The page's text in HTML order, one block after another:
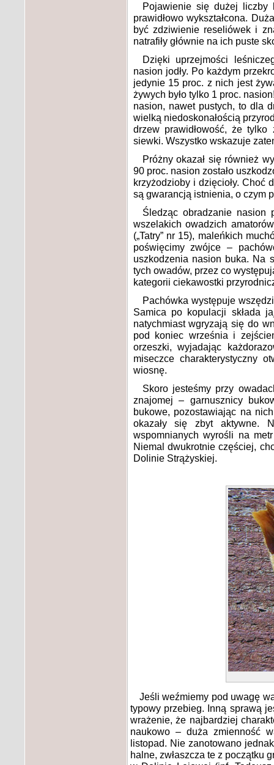
Pojawienie się dużej liczby
prawidłowo wykształcona.
być zdziwienie reseliówek i
natrafiły głównie na ich puste
Dzięki uprzejmości
nasion jodły. Po każdym
jedynie 15 proc. z nich jest
żywych było tylko 1 proc.
nasion, nawet pustych, to dla
wielką niedoskonałością
drzew prawidłowość, że
siewki. Wszystko wskazuje
Próżny okazał się również
90 proc. nasion zostało
krzyżodzioby i dzięcioły. Choć
są gwarancją istnienia, o czym
Śledząc obradzanie nasion
wszelakich owadzich
(„Tatry” nr 15), maleńkich
poświęcimy zwójce –
uszkodzenia nasion buka. Na
tych owadów, przez co
kategorii ciekawostki
Pachówka występuje
Samica po kopulacji składa
natychmiast wgryzają się do
pod koniec września i
orzeszki, wyjadając
miseczce charakterystyczny
wiosnę.
Skoro jesteśmy przy
znajomej – garnusznicy
bukowe, pozostawiając na
okazały się zbyt aktywne.
wspomnianych wyrośli na
Niemal dwukrotnie częściej,
Dolinie Strążyskiej.
Jeśli weźmiemy pod uwagę
typowy przebieg. Inną sprawą
wrażenie, że najbardziej
naukowo – duża zmienność
listopad. Nie zanotowano
halne, zwłaszcza te z początku